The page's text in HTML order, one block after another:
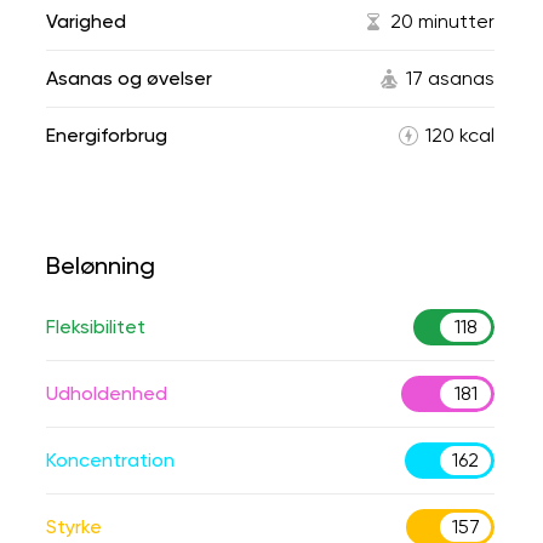
Varighed 20 minutter
Asanas og øvelser 17 asanas
Energiforbrug 120 kcal
Belønning
Fleksibilitet 118
Udholdenhed 181
Koncentration 162
Styrke 157